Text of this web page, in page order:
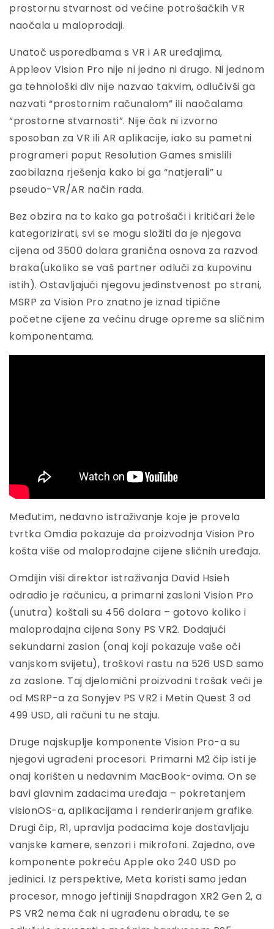
prostornu stvarnost od većine potrošačkih VR
naočala u maloprodaji.
Unatoč usporedbama s VR i AR uređajima,
Appleov Vision Pro nije ni jedno ni drugo. Ni jednom
ga tehnološki div nije nazvao takvim, odlučivši ga
nazvati “prostornim računalom” ili naočalama
“prostorne stvarnosti”. Nije čak ni izvorno
sposoban za VR ili AR aplikacije, iako su pametni
programeri poput Resolution Games smislili
zaobilazna rješenja kako bi ga “natjerali” u
pseudo-VR/AR način rada.
Bez obzira na to kako ga potrošači i kritičari žele
kategorizirati, svi se mogu složiti da je njegova
cijena od 3500 dolara granična osnova za razvod
braka(ukoliko se vaš partner odluči za kupovinu
istih). Ostavljajući njegovu jedinstvenost po strani,
MSRP za Vision Pro znatno je iznad tipične
početne cijene za većinu druge opreme sa sličnim
komponentama.
Međutim, nedavno istraživanje koje je provela
tvrtka Omdia pokazuje da proizvodnja Vision Pro
košta više od maloprodajne cijene sličnih uređaja.
Omdijin viši direktor istraživanja David Hsieh
odradio je računicu, a primarni zasloni Vision Pro
(unutra) koštali su 456 dolara – gotovo koliko i
maloprodajna cijena Sony PS VR2. Dodajući
sekundarni zaslon (onaj koji pokazuje vaše oči
vanjskom svijetu), troškovi rastu na 526 USD samo
za zaslone. Taj djelomični proizvodni trošak veći je
od MSRP-a za Sonyjev PS VR2 i Metin Quest 3 od
499 USD, ali računi tu ne staju.
Druge najskuplje komponente Vision Pro-a su
njegovi ugrađeni procesori. Primarni M2 čip isti je
onaj korišten u nedavnim MacBook-ovima. On se
bavi glavnim zadacima uređaja – pokretanjem
visionOS-a, aplikacijama i renderiranjem grafike.
Drugi čip, R1, upravlja podacima koje dostavljaju
vanjske kamere, senzori i mikrofoni. Zajedno, ove
komponente pokreću Apple oko 240 USD po
jedinici. Iz perspektive, Meta koristi samo jedan
procesor, mnogo jeftiniji Snapdragon XR2 Gen 2, a
PS VR2 nema čak ni ugrađenu obradu, te se